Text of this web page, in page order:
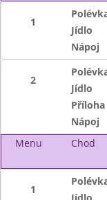
1
Jídlo
Nápoj
2
Jídlo
Příloha
Nápoj
Menu
Chod
1